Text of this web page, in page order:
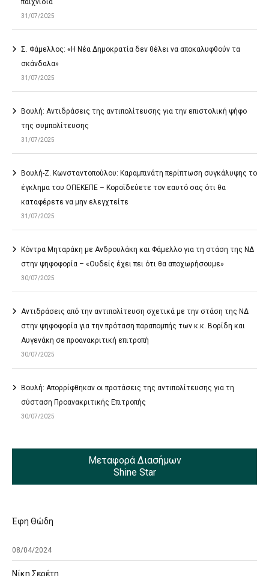
31/07/2025
Σ. Φάμελλος: «Η Νέα Δημοκρατία δεν θέλει να αποκαλυφθούν τα
σκάνδαλα»
31/07/2025
Βουλή: Αντιδράσεις της αντιπολίτευσης για την επιστολική ψήφο
της συμπολίτευσης
31/07/2025
Βουλή-Ζ. Κωνσταντοπούλου: Καραμπινάτη περίπτωση συγκάλυψης το
έγκλημα του ΟΠΕΚΕΠΕ – Κοροϊδεύετε τον εαυτό σας ότι θα
καταφέρετε να μην ελεγχτείτε
31/07/2025
Κόντρα Μηταράκη με Ανδρουλάκη και Φάμελλο για τη στάση της ΝΔ
στην ψηφοφορία – «Ουδείς έχει πει ότι θα αποχωρήσουμε»
30/07/2025
Αντιδράσεις από την αντιπολίτευση σχετικά με την στάση της ΝΔ
στην ψηφοφορία για την πρόταση παραπομπής των κ.κ. Βορίδη και
Αυγενάκη σε προανακριτική επιτροπή
30/07/2025
Βουλή: Απορρίφθηκαν οι προτάσεις της αντιπολίτευσης για τη
σύσταση Προανακριτικής Επιτροπής
30/07/2025
Μεταφορά Διασήμων
Shine Star
Έφη Θώδη
08/04/2024
Νίκη Σερέτη